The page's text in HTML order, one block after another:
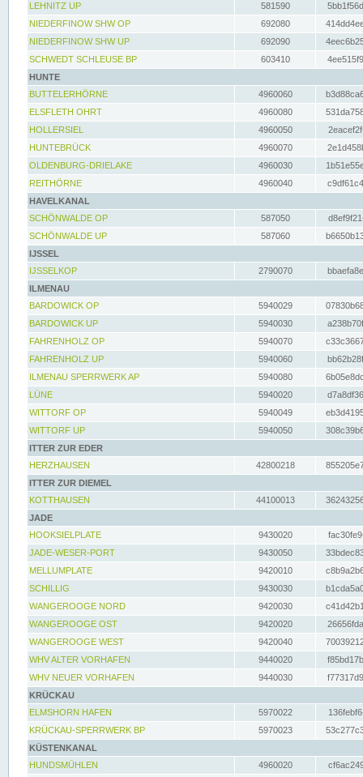
LEHNITZ UP
581590
NIEDERFINOW SHW OP
692080
NIEDERFINOW SHW UP
692090
SCHWEDT SCHLEUSE BP
603410
HUNTE
BUTTELERHÖRNE
4960060
ELSFLETH OHRT
4960080
HOLLERSIEL
4960050
HUNTEBRÜCK
4960070
OLDENBURG-DRIELAKE
4960030
REITHÖRNE
4960040
HAVELKANAL
SCHÖNWALDE OP
587050
SCHÖNWALDE UP
587060
IJSSEL
IJSSELKOP
2790070
ILMENAU
BARDOWICK OP
5940029
BARDOWICK UP
5940030
FAHRENHOLZ OP
5940070
FAHRENHOLZ UP
5940060
ILMENAU SPERRWERK AP
5940080
LÜNE
5940020
WITTORF OP
5940049
WITTORF UP
5940050
ITTER ZUR EDER
HERZHAUSEN
42800218
ITTER ZUR DIEMEL
KOTTHAUSEN
44100013
JADE
HOOKSIELPLATE
9430020
JADE-WESER-PORT
9430050
MELLUMPLATE
9420010
SCHILLIG
9430030
WANGEROOGE NORD
9420030
WANGEROOGE OST
9420020
WANGEROOGE WEST
9420040
WHV ALTER VORHAFEN
9440020
WHV NEUER VORHAFEN
9440030
KRÜCKAU
ELMSHORN HAFEN
5970022
KRÜCKAU-SPERRWERK BP
5970023
KÜSTENKANAL
HUNDSMÜHLEN
4960020